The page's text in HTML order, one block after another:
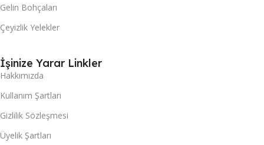
Gelin Bohçaları
Çeyizlik Yelekler
İşinize Yarar Linkler
Hakkımızda
Kullanım Şartları
Gizlilik Sözleşmesi
Üyelik Şartları